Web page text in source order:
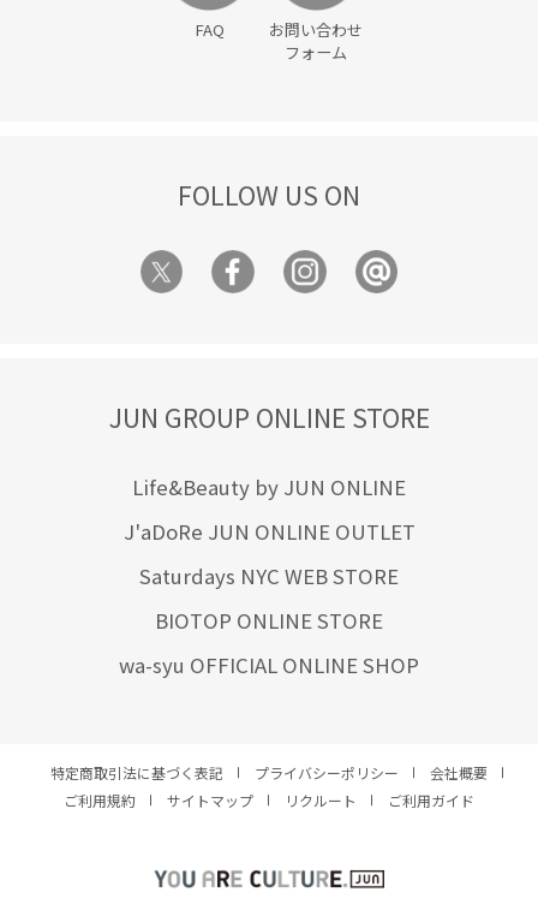
FAQ
お問い合わせ
フォーム
FOLLOW US ON
JUN GROUP ONLINE STORE
Life&Beauty by JUN ONLINE
J'aDoRe JUN ONLINE OUTLET
Saturdays NYC WEB STORE
BIOTOP ONLINE STORE
wa-syu OFFICIAL ONLINE SHOP
特定商取引法に基づく表記 プライバシーポリシー
会社概要
ご利用規約
サイトマップ リクルート ご利用ガイド